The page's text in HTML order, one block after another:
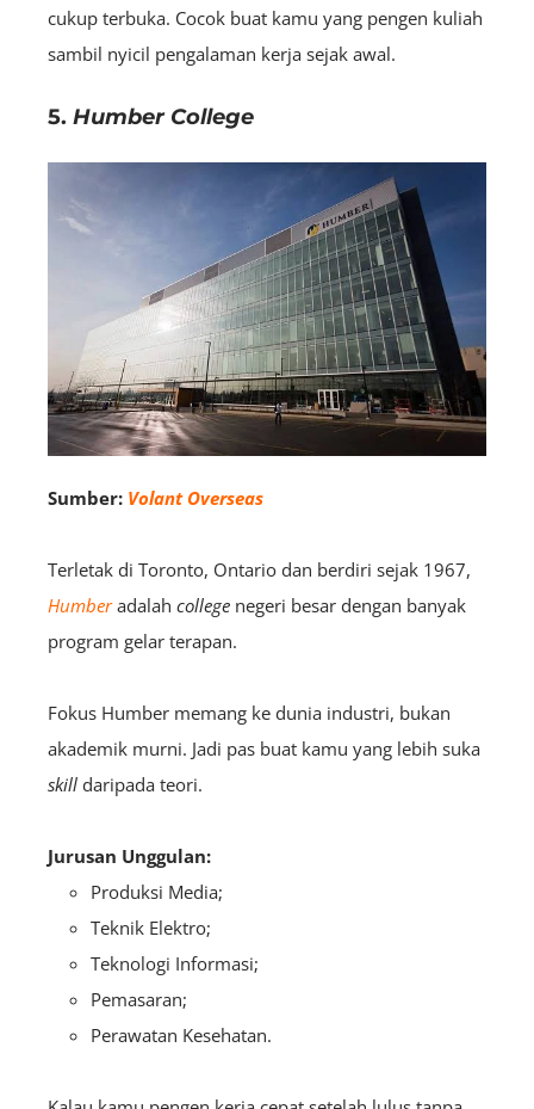
cukup terbuka. Cocok buat kamu yang pengen kuliah
sambil nyicil pengalaman kerja sejak awal.
5. Humber College
Sumber: Volant Overseas
Terletak di Toronto, Ontario dan berdiri sejak 1967,
Humberadalah college negeri besar dengan banyak
program gelar terapan.
Fokus Humber memang ke dunia industri, bukan
akademik murni. Jadi pas buat kamu yang lebih suka
skill daripada teori.
Jurusan Unggulan:
Produksi Media;
Teknik Elektro;
Teknologi Informasi;
Pemasaran;
Perawatan Kesehatan.